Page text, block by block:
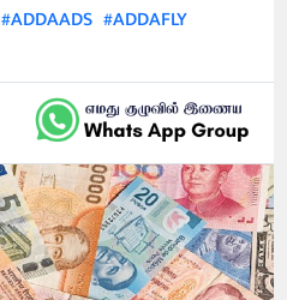
#ADDAADS #ADDAFLY